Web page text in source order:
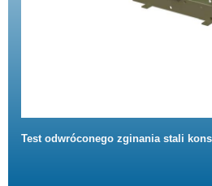
Test odwróconego zginania stali